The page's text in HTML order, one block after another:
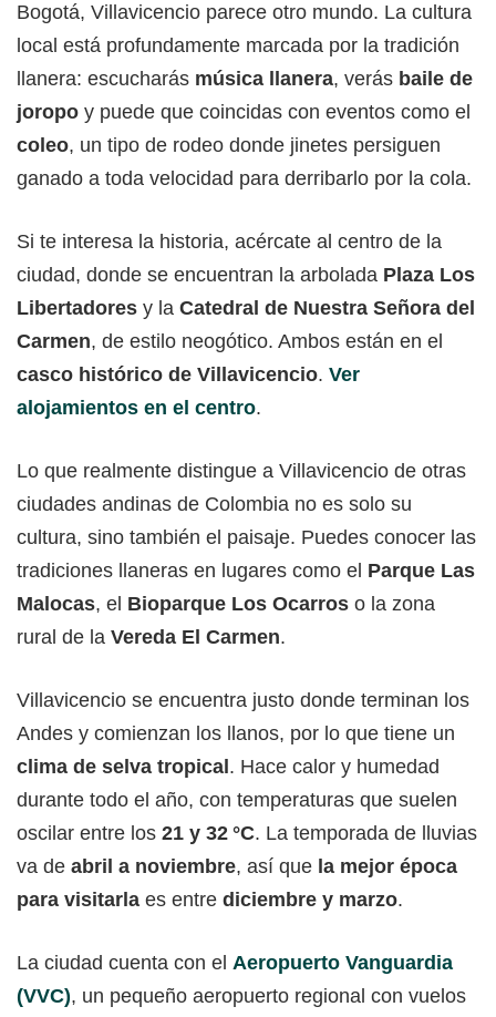
Bogotá, Villavicencio parece otro mundo. La cultura
local está profundamente marcada por la tradición
llanera: escucharás música llanera, verás baile de
joropo y puede que coincidas con eventos como el
coleo, un tipo de rodeo donde jinetes persiguen
ganado a toda velocidad para derribarlo por la cola.
Si te interesa la historia, acércate al centro de la
ciudad, donde se encuentran la arbolada Plaza Los
Libertadores y la Catedral de Nuestra Señora del
Carmen, de estilo neogótico. Ambos están en el
casco histórico de Villavicencio. Ver
alojamientos en el centro.
Lo que realmente distingue a Villavicencio de otras
ciudades andinas de Colombia no es solo su
cultura, sino también el paisaje. Puedes conocer las
tradiciones llaneras en lugares como el Parque Las
Malocas, el Bioparque Los Ocarros o la zona
rural de la Vereda El Carmen.
Villavicencio se encuentra justo donde terminan los
Andes y comienzan los llanos, por lo que tiene un
clima de selva tropical . Hace calor y humedad
durante todo el año, con temperaturas que suelen
oscilar entre los 21 y 32 °C. La temporada de lluvias
va de abril a noviembre, así que la mejor época
para visitarla es entre diciembre y marzo.
La ciudad cuenta con el Aeropuerto Vanguardia
(VVC), un pequeño aeropuerto regional con vuelos